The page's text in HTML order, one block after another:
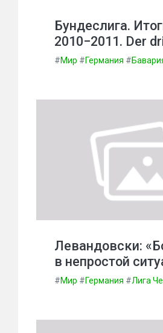
Бундеслига.
2010−2011. Der
#Мир #Германия #
Левандовски:
в непростой
#Мир #Германия #Лига